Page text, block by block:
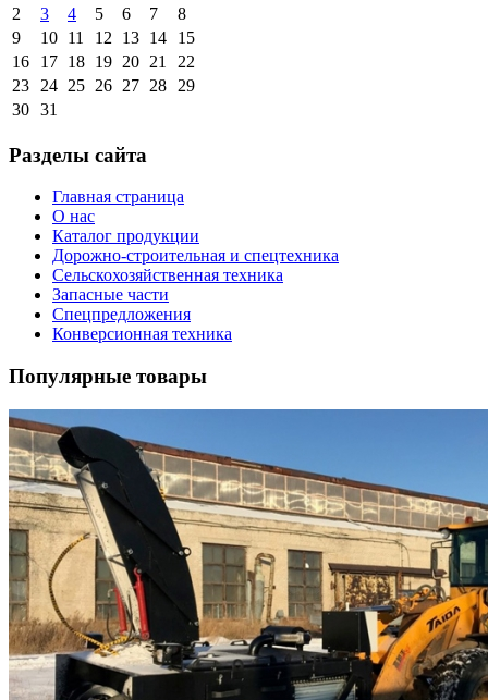
2
3 4 5 6 7
8
9
10 11 12 13 14
15
16
17 18 19 20 21
22
23
24 25 26 27 28
29
30 31
Разделы сайта
Главная страница
О нас
Каталог продукции
Дорожно-строительная и спецтехника
Сельскохозяйственная техника
Запасные части
Спецпредложения
Конверсионная техника
Популярные товары